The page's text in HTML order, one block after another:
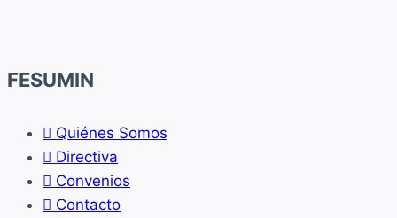
FESUMIN
Quiénes Somos
Directiva
Convenios
Contacto